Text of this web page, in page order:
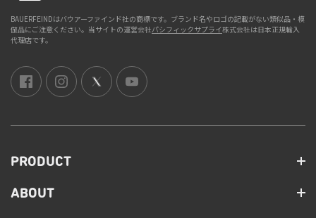
BAUERFEINDはバウアーファインド社の商標です。ブランド名やロゴの記載がない類似品・模
倣品にご注意ください。当サイトの運営会社パシフィックサプライ株式会社は日本正規輸入
代理店です。
PRODUCT
ABOUT